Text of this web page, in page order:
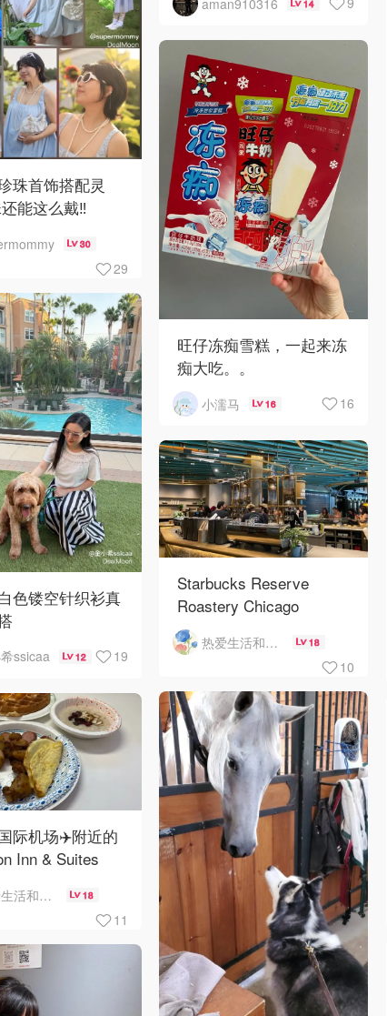
aman910316 14
珠首饰搭配灵
能这么戴‼️
30
29
旺仔冻痴雪糕，一起来冻
痴大吃。。
小濡马 16 16
色镂空针织衫真
ssicaa 12 19
Starbucks Reserve
Roastery Chicago
热爱生活和自由的轻舞飞扬 18
10
际机场✈️附近的
Inn & Suites
Chicago
助早餐
热爱生活和自由的轻舞飞扬 18
11